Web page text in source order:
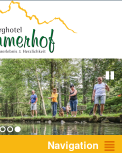
1 2 3 Navigation